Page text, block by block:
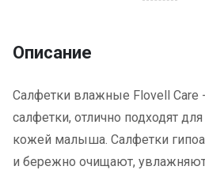
Описание
Салфетки влажные Flovell
салфетки, отлично подходят
кожей малыша. Салфетки
и бережно очищают,